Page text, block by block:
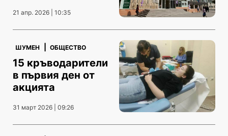
21 апр. 2026 | 10:35
ШУМЕН ОБЩЕСТВО
15 кръводарители
в първия ден от
акцията
31 март 2026 | 09:26